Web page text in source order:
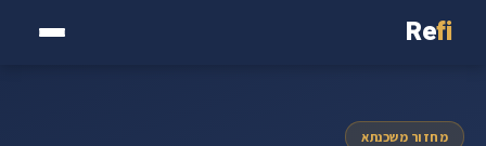
Refi
מחזור משכנתא